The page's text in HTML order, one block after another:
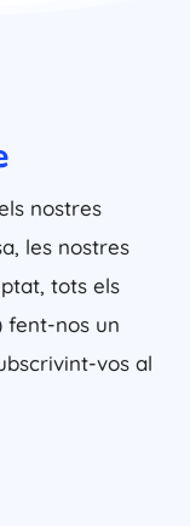
nostres
les nostres
tots els
fent-nos un
vos al